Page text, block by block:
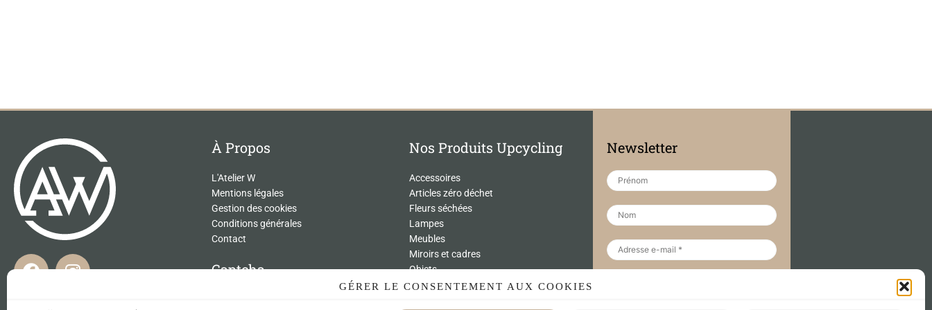
GÉRER LE CONSENTEMENT AUX COOKIES
F
I
À Propos
L'Atelier W
Mentions légales
Gestion des cookies
Conditions générales
Contact
Captcha
Nos Produits Upcycling
Accessoires
Articles zéro déchet
Fleurs séchées
Lampes
Meubles
Miroirs et cadres
Objets
Univers de l'enfant
Newsletter